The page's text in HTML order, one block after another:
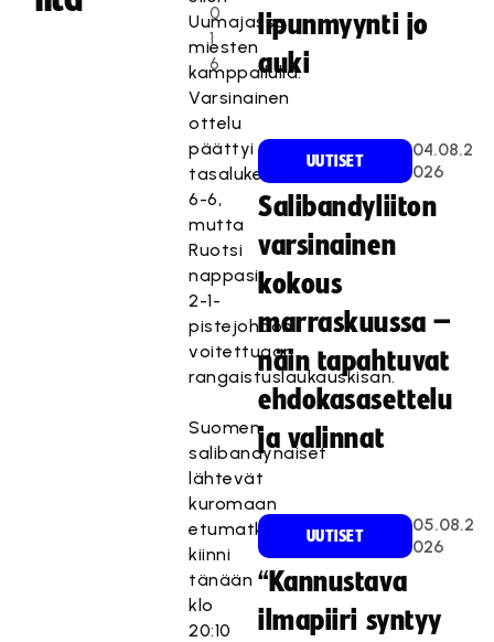
0
1
6
Uumajassa
miesten
kamppailulla.
Varsinainen
ottelu
päättyi
tasalukemiin
6-6,
mutta
Ruotsi
nappasi
2-1-
pistejohdon
voitettuaan
rangaistuslaukauskisan.
Suomen
salibandynaiset
lähtevät
kuromaan
etumatkaa
kiinni
tänään
klo
20:10
lipunmyynti jo
auki
UUTISET
04.08.2
026
Salibandyliiton
varsinainen
kokous
marraskuussa –
näin tapahtuvat
ehdokasasettelu
ja valinnat
UUTISET
05.08.2
026
“Kannustava
ilmapiiri syntyy